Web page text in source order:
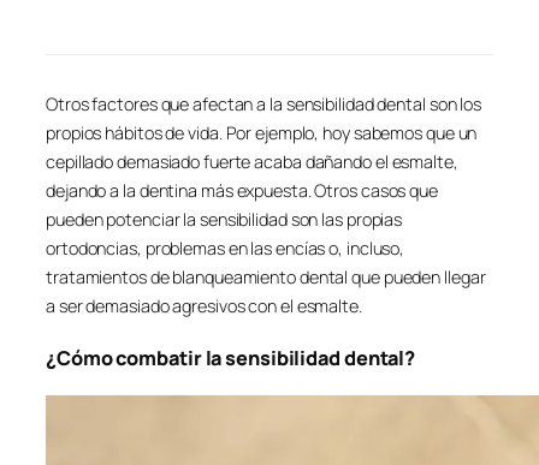
Otros factores que afectan a la sensibilidad dental son los
propios hábitos de vida. Por ejemplo, hoy sabemos que un
cepillado demasiado fuerte acaba dañando el esmalte,
dejando a la dentina más expuesta. Otros casos que
pueden potenciar la sensibilidad son las propias
ortodoncias, problemas en las encías o, incluso,
tratamientos de blanqueamiento dental que pueden llegar
a ser demasiado agresivos con el esmalte.
¿Cómo combatir la sensibilidad dental?